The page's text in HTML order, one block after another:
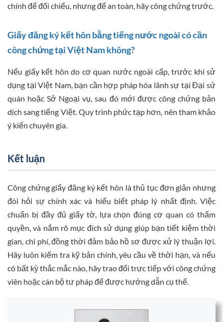
chính để đối chiếu, nhưng để an toàn, hãy công chứng trước.
Giấy đăng ký kết hôn bằng tiếng nước ngoài có cần
công chứng tại Việt Nam không?
Nếu giấy kết hôn do cơ quan nước ngoài cấp, trước khi sử
dụng tại Việt Nam, bạn cần hợp pháp hóa lãnh sự tại Đại sứ
quán hoặc Sở Ngoại vụ, sau đó mới được công chứng bản
dịch sang tiếng Việt. Quy trình phức tạp hơn, nên tham khảo
ý kiến chuyên gia.
Kết luận
Công chứng giấy đăng ký kết hôn là thủ tục đơn giản nhưng
đòi hỏi sự chính xác và hiểu biết pháp lý nhất định. Việc
chuẩn bị đầy đủ giấy tờ, lựa chọn đúng cơ quan có thẩm
quyền, và nắm rõ mục đích sử dụng giúp bạn tiết kiệm thời
gian, chi phí, đồng thời đảm bảo hồ sơ được xử lý thuận lợi.
Hãy luôn kiểm tra kỹ bản chính, yêu cầu về thời hạn, và nếu
có bất kỳ thắc mắc nào, hãy trao đổi trực tiếp với công chứng
viên hoặc cán bộ tư pháp để được hướng dẫn cụ thể.